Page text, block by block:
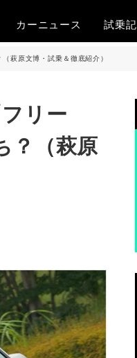
カーニュース 試乗記
萩原文博・試乗＆徹底紹介）
リー
？（萩原